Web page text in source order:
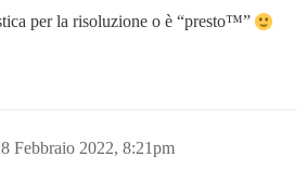
per la risoluzione o è “presto™”
Febbraio 2022, 8:21pm